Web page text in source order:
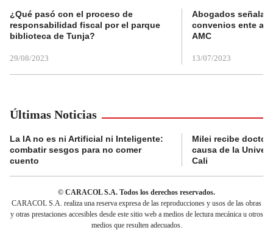
¿Qué pasó con el proceso de
responsabilidad fiscal por el parque
biblioteca de Tunja?
29/08/2023
Abogados
convenios ente
AMC
13/07/2023
Últimas Noticias
La IA no es ni Artificial ni Inteligente:
combatir sesgos para no comer
cuento
Milei recibe
causa de la
Cali
© CARACOL S.A. Todos los derechos reservados.
CARACOL S.A. realiza una reserva expresa de las reproducciones y usos de las obras
y otras prestaciones accesibles desde este sitio web a medios de lectura mecánica u otros
medios que resulten adecuados.